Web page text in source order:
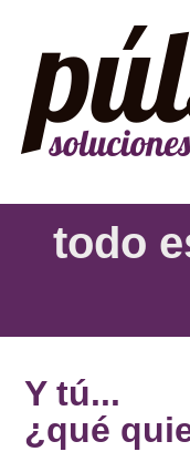
todo
Y tú...
¿qué